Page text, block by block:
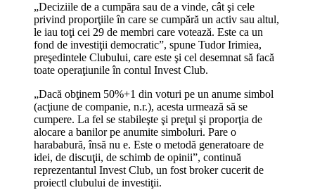
„Deciziile de a cumpăra sau de a vinde, cât şi cele
privind proporţiile în care se cumpără un activ sau altul,
le iau toţi cei 29 de membri care votează. Este ca un
fond de investiţii democratic”, spune Tudor Irimiea,
preşedintele Clubului, care este şi cel desemnat să facă
toate operaţiunile în contul Invest Club.
„Dacă obţinem 50%+1 din voturi pe un anume simbol
(acţiune de companie, n.r.), acesta urmează să se
cumpere. La fel se stabileşte şi preţul şi proporţia de
alocare a banilor pe anumite simboluri. Pare o
harababură, însă nu e. Este o metodă generatoare de
idei, de discuţii, de schimb de opinii”, continuă
reprezentantul Invest Club, un fost broker cucerit de
proiectl clubului de investiţii.